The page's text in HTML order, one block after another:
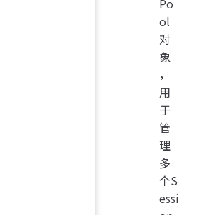
ol
对
象
，
用
于
管
理
多
个S
essi